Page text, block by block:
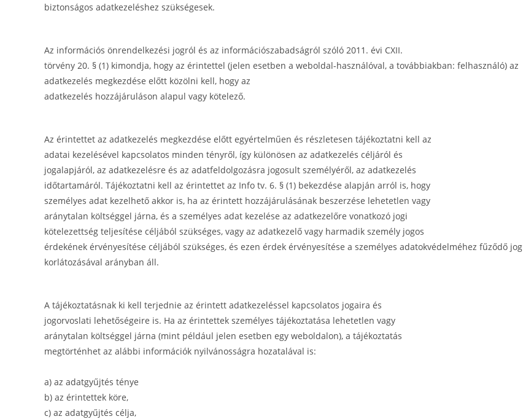
biztonságos adatkezeléshez szükségesek.
Az információs önrendelkezési jogról és az információszabadságról szóló 2011. évi CXII.
törvény 20. § (1) kimondja, hogy az érintettel (jelen esetben a weboldal-használóval, a továbbiakban: felhasználó) az
adatkezelés megkezdése előtt közölni kell, hogy az
adatkezelés hozzájáruláson alapul vagy kötelező.
Az érintettet az adatkezelés megkezdése előtt egyértelműen és részletesen tájékoztatni kell az
adatai kezelésével kapcsolatos minden tényről, így különösen az adatkezelés céljáról és
jogalapjáról, az adatkezelésre és az adatfeldolgozásra jogosult személyéről, az adatkezelés
időtartamáról. Tájékoztatni kell az érintettet az Info tv. 6. § (1) bekezdése alapján arról is, hogy
személyes adat kezelhető akkor is, ha az érintett hozzájárulásának beszerzése lehetetlen vagy
aránytalan költséggel járna, és a személyes adat kezelése az adatkezelőre vonatkozó jogi
kötelezettség teljesítése céljából szükséges, vagy az adatkezelő vagy harmadik személy jogos
érdekének érvényesítése céljából szükséges, és ezen érdek érvényesítése a személyes adatokvédelméhez fűződő jog
korlátozásával arányban áll.
A tájékoztatásnak ki kell terjednie az érintett adatkezeléssel kapcsolatos jogaira és
jogorvoslati lehetőségeire is. Ha az érintettek személyes tájékoztatása lehetetlen vagy
aránytalan költséggel járna (mint például jelen esetben egy weboldalon), a tájékoztatás
megtörténhet az alábbi információk nyilvánosságra hozatalával is:
a) az adatgyűjtés ténye
b) az érintettek köre,
c) az adatgyűjtés célja,